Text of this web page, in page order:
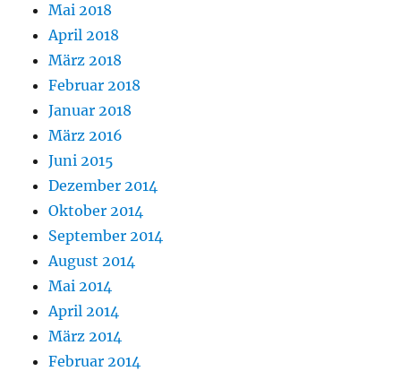
Mai 2018
April 2018
März 2018
Februar 2018
Januar 2018
März 2016
Juni 2015
Dezember 2014
Oktober 2014
September 2014
August 2014
Mai 2014
April 2014
März 2014
Februar 2014